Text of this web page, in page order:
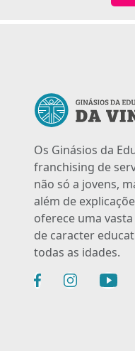
Os Ginásios da
franchising de
não só a jovens,
além de
oferece uma
de caracter
todas as idades.